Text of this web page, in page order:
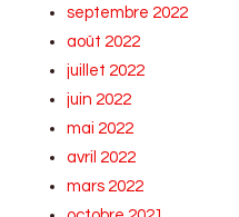
septembre 2022
août 2022
juillet 2022
juin 2022
mai 2022
avril 2022
mars 2022